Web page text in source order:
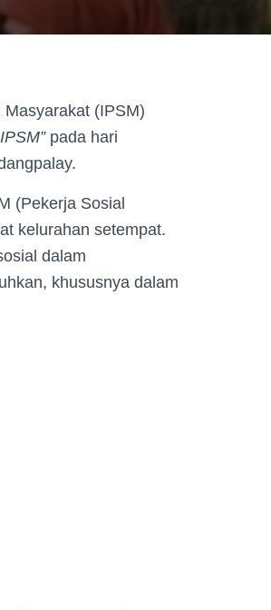
(IPSM)
pada hari
(Pekerja Sosial
kelurahan setempat.
dalam
khususnya dalam